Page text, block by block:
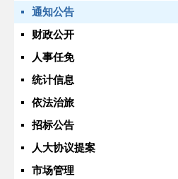
通知公告
财政公开
人事任免
统计信息
依法治旅
招标公告
人大协议提案
市场管理